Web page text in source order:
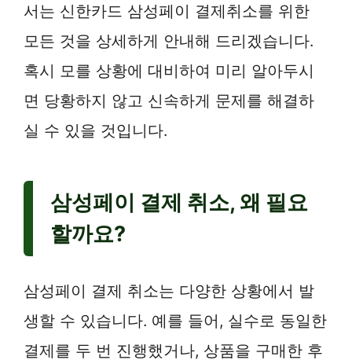
서는 신한카드 삼성페이 결제취소를 위한
모든 것을 상세하게 안내해 드리겠습니다.
혹시 모를 상황에 대비하여 미리 알아두시
면 당황하지 않고 신속하게 문제를 해결하
실 수 있을 것입니다.
삼성페이 결제 취소, 왜 필요
할까요?
삼성페이 결제 취소는 다양한 상황에서 발
생할 수 있습니다. 예를 들어, 실수로 동일한
결제를 두 번 진행했거나, 상품을 구매한 후